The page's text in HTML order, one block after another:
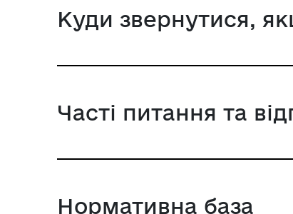
Куди звернутися,
Часті питання та
Нормативна база